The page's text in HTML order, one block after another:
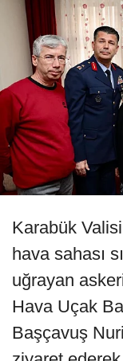
Karabük
hava sahası
uğrayan
Hava Uçak
Başçavuş